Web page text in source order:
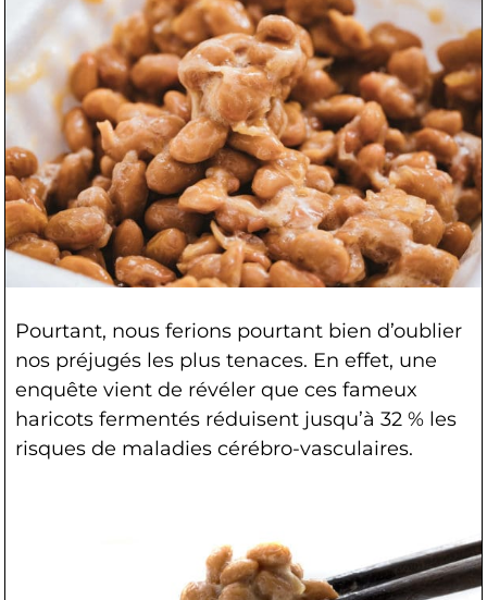
Pourtant, nous ferions pourtant bien d’oublier
nos préjugés les plus tenaces. En effet, une
enquête vient de révéler que ces fameux
haricots fermentés réduisent jusqu’à 32 % les
risques de maladies cérébro-vasculaires.